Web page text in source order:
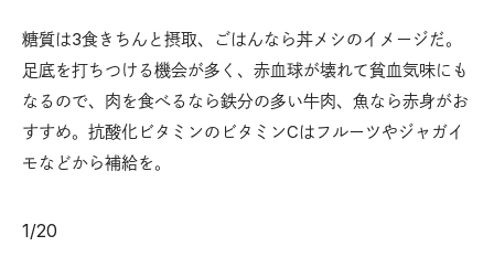
糖質は3食きちんと摂取、ごはんなら丼メシのイメージだ。
足底を打ちつける機会が多く、赤血球が壊れて貧血気味にも
なるので、肉を食べるなら鉄分の多い牛肉、魚なら赤身がお
すすめ。抗酸化ビタミンのビタミンCはフルーツやジャガイ
モなどから補給を。
1/20